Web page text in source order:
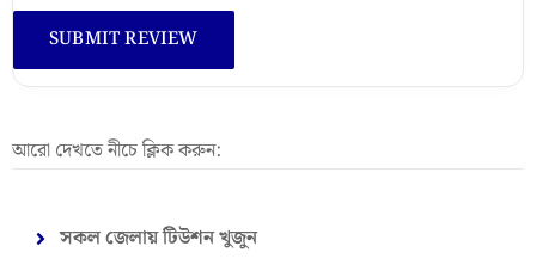
আরো দেখতে নীচে ক্লিক করুন:
সকল জেলায় টিউশন খুজুন